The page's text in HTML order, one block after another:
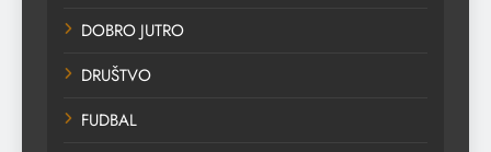
DOBRO JUTRO
DRUŠTVO
FUDBAL